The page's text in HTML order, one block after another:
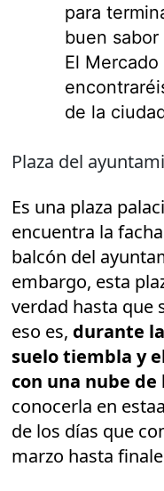
para
buen
El
de la
Plaza del
Es una plaza
encuentra la
balcón del
embargo, esta
verdad hasta que
eso es, durante
suelo tiembla y
con una nube de
conocerla en
de los días que
marzo hasta